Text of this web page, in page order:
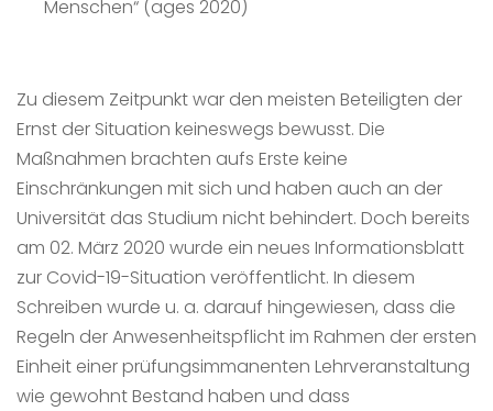
Menschen“ (ages 2020)
Zu diesem Zeitpunkt war den meisten Beteiligten der
Ernst der Situation keineswegs bewusst. Die
Maßnahmen brachten aufs Erste keine
Einschränkungen mit sich und haben auch an der
Universität das Studium nicht behindert. Doch bereits
am 02. März 2020 wurde ein neues Informationsblatt
zur Covid-19-Situation veröffentlicht. In diesem
Schreiben wurde u. a. darauf hingewiesen, dass die
Regeln der Anwesenheitspflicht im Rahmen der ersten
Einheit einer prüfungsimmanenten Lehrveranstaltung
wie gewohnt Bestand haben und dass